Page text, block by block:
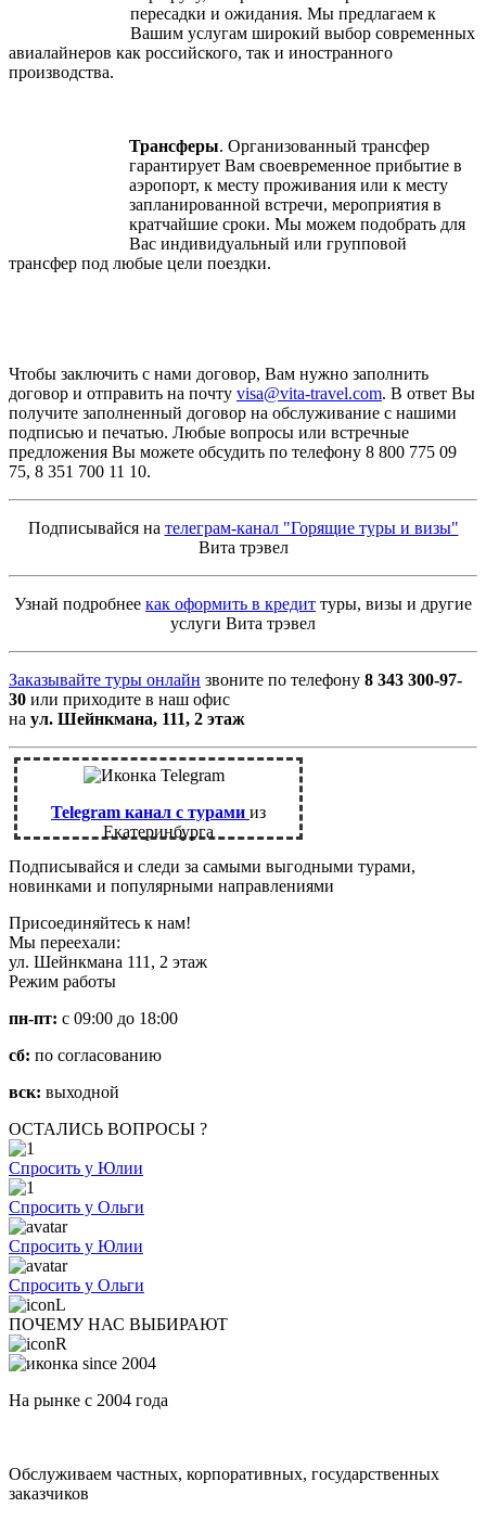
пересадки и ожидания. Мы предлагаем к
Вашим услугам широкий выбор современных
авиалайнеров как российского, так и иностранного
производства.
Трансферы. Организованный трансфер
гарантирует Вам своевременное прибытие в
аэропорт, к месту проживания или к месту
запланированной встречи, мероприятия в
кратчайшие сроки. Мы можем подобрать для
Вас индивидуальный или групповой
трансфер под любые цели поездки.
Чтобы заключить с нами договор, Вам нужно заполнить
договор и отправить на почту visa@vita-travel.com. В ответ Вы
получите заполненный договор на обслуживание с нашими
подписью и печатью. Любые вопросы или встречные
предложения Вы можете обсудить по телефону 8 800 775 09
75, 8 351 700 11 10.
Подписывайся на телеграм-канал "Горящие туры и визы"
Вита трэвел
Узнай подробнее как оформить в кредит туры, визы и другие
услуги Вита трэвел
Заказывайте туры онлайн звоните по телефону 8 343 300-97-
30 или приходите в наш офис
на ул. Шейнкмана, 111, 2 этаж
Telegram канал с турами из
Екатеринбурга
Подписывайся и следи за самыми выгодными турами,
новинками и популярными направлениями
Присоединяйтесь к нам!
Мы переехали:
ул. Шейнкмана 111, 2 этаж
Режим работы
пн-пт: с 09:00 до 18:00
сб: по согласованию
вск: выходной
ОСТАЛИСЬ ВОПРОСЫ ?
Спросить у Юлии
Спросить у Ольги
Спросить у Юлии
Спросить у Ольги
ПОЧЕМУ НАС ВЫБИРАЮТ
На рынке с 2004 года
Обслуживаем частных, корпоративных, государственных
заказчиков